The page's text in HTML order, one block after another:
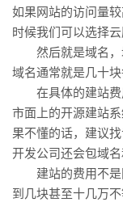
如果网站的访问量
时候我们可以选择
然后就是域名，
域名通常就是几十块
在具体的建站费
市面上的开源建站
果不懂的话，建议
开发公司还会包域
建站的费用不是
到几块甚至十几万